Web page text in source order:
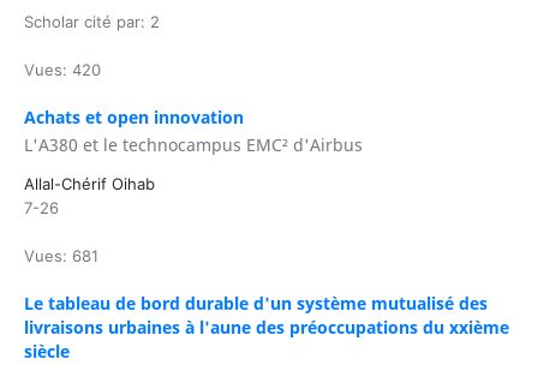
Scholar cité par: 2
Vues: 420
Achats et open innovation
L'A380 et le technocampus EMC² d'Airbus
Allal-Chérif Oihab
7-26
Vues: 681
Le tableau de bord durable d'un système mutualisé des
livraisons urbaines à l'aune des préoccupations du xxième
siècle